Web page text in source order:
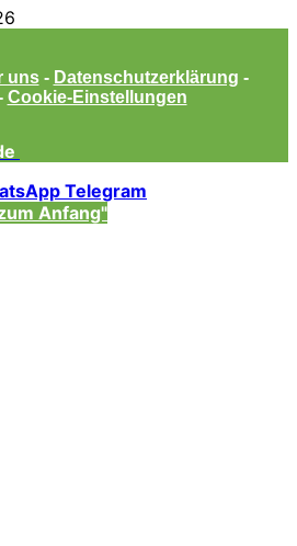
uns - Datenschutzerklärung -
Cookie-Einstellungen
Telegram
Anfang"